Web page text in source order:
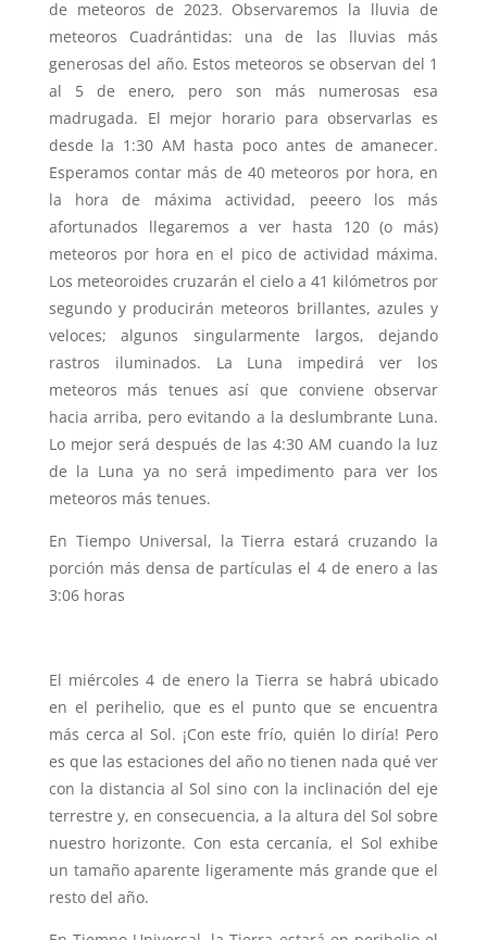
de meteoros de 2023. Observaremos la lluvia de
meteoros Cuadrántidas: una de las lluvias más
generosas del año. Estos meteoros se observan del 1
al 5 de enero, pero son más numerosas esa
madrugada. El mejor horario para observarlas es
desde la 1:30 AM hasta poco antes de amanecer.
Esperamos contar más de 40 meteoros por hora, en
la hora de máxima actividad, peeero los más
afortunados llegaremos a ver hasta 120 (o más)
meteoros por hora en el pico de actividad máxima.
Los meteoroides cruzarán el cielo a 41 kilómetros por
segundo y producirán meteoros brillantes, azules y
veloces; algunos singularmente largos, dejando
rastros iluminados. La Luna impedirá ver los
meteoros más tenues así que conviene observar
hacia arriba, pero evitando a la deslumbrante Luna.
Lo mejor será después de las 4:30 AM cuando la luz
de la Luna ya no será impedimento para ver los
meteoros más tenues.
En Tiempo Universal, la Tierra estará cruzando la
porción más densa de partículas el 4 de enero a las
3:06 horas
El miércoles 4 de enero la Tierra se habrá ubicado
en el perihelio, que es el punto que se encuentra
más cerca al Sol. ¡Con este frío, quién lo diría! Pero
es que las estaciones del año no tienen nada qué ver
con la distancia al Sol sino con la inclinación del eje
terrestre y, en consecuencia, a la altura del Sol sobre
nuestro horizonte. Con esta cercanía, el Sol exhibe
un tamaño aparente ligeramente más grande que el
resto del año.